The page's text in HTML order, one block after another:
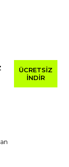
ÜCRETSİZ
İNDİR